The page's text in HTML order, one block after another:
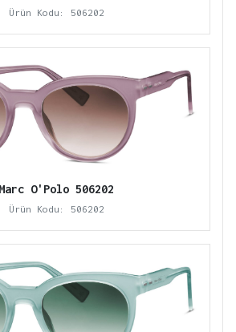
Ürün Kodu: 506202
Marc O'Polo 506202
Ürün Kodu: 506202